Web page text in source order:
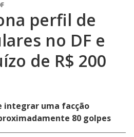
perfil de
no DF e
de R$ 200
integrar uma facção
80 golpes